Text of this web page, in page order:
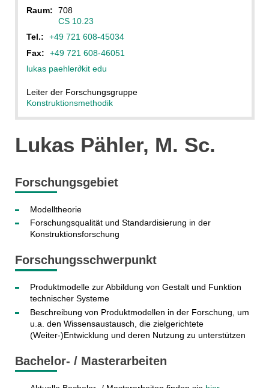
Raum:
708
CS 10.23
Tel.:
+49 721 608-45034
Fax:
+49 721 608-46051
lukas paehler∂kit edu
Leiter der Forschungsgruppe
Konstruktionsmethodik
Lukas Pähler, M. Sc.
Forschungsgebiet
Modelltheorie
Forschungsqualität und Standardisierung in der
Konstruktionsforschung
Forschungsschwerpunkt
Produktmodelle zur Abbildung von Gestalt und Funktion
technischer Systeme
Beschreibung von Produktmodellen in der Forschung, um
u.a. den Wissensaustausch, die zielgerichtete
(Weiter-)Entwicklung und deren Nutzung zu unterstützen
Bachelor- / Masterarbeiten